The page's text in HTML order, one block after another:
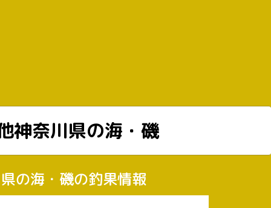
神奈川県の海・磯
の海・磯の釣果情報